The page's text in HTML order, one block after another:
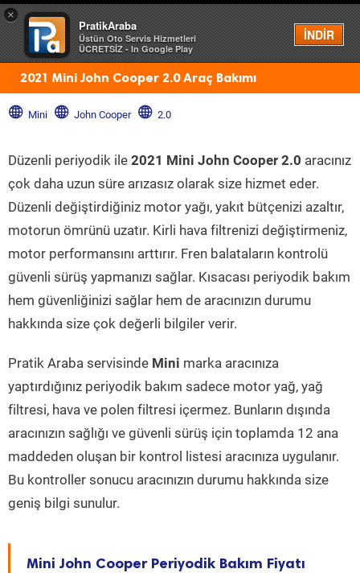
×
PratikAraba
Üstün Oto Servis Hizmetleri
ÜCRETSİZ - In Google Play
İNDİR
Menü
2021 Mini John Cooper 2.0 Araç Bakımı
Mini John Cooper 2.0
Düzenli periyodik ile 2021 Mini John Cooper 2.0 aracınız
çok daha uzun süre arızasız olarak size hizmet eder.
Düzenli değiştirdiğiniz motor yağı, yakıt bütçenizi azaltır,
motorun ömrünü uzatır. Kirli hava filtrenizi değiştirmeniz,
motor performansını arttırır. Fren balataların kontrolü
güvenli sürüş yapmanızı sağlar. Kısacası periyodik bakım
hem güvenliğinizi sağlar hem de aracınızın durumu
hakkında size çok değerli bilgiler verir.
Pratik Araba servisinde Mini marka aracınıza
yaptırdığınız periyodik bakım sadece motor yağ, yağ
filtresi, hava ve polen filtresi içermez. Bunların dışında
aracınızın sağlığı ve güvenli sürüş için toplamda 12 ana
maddeden oluşan bir kontrol listesi aracınıza uygulanır.
Bu kontroller sonucu aracınızın durumu hakkında size
geniş bilgi sunulur.
Mini John Cooper Periyodik Bakım Fiyatı